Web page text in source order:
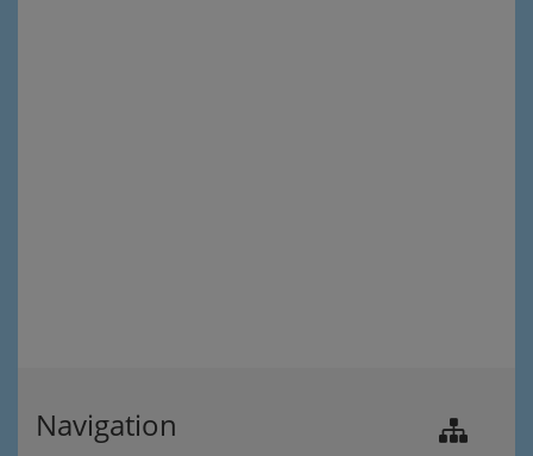
Navigation